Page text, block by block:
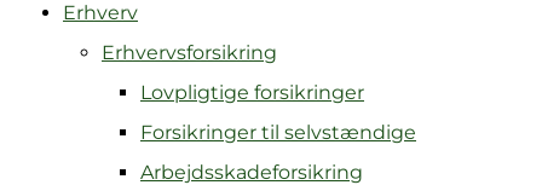
Erhverv
Erhvervsforsikring
Lovpligtige forsikringer
Forsikringer til selvstændige
Arbejdsskadeforsikring